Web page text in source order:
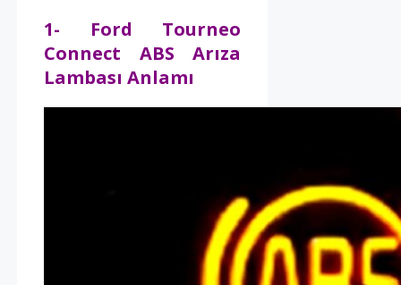
1- Ford Tourneo
Connect ABS Arıza
Lambası Anlamı